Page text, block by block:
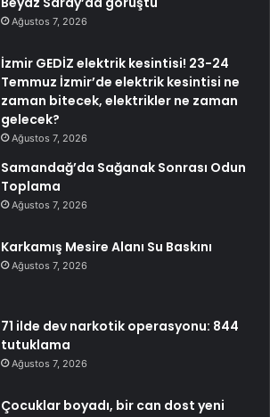
Ağustos 7, 2026
İzmir GEDİZ elektrik kesintisi! 23-24
Temmuz İzmir’de elektrik kesintisi ne
zaman bitecek, elektrikler ne zaman
gelecek?
Ağustos 7, 2026
Samandağ’da Sağanak Sonrası Odun
Toplama
Ağustos 7, 2026
Karkamış Mesire Alanı Su Baskını
Ağustos 7, 2026
71 ilde dev narkotik operasyonu: 844
tutuklama
Ağustos 7, 2026
Çocuklar boyadı, bir can dost yeni